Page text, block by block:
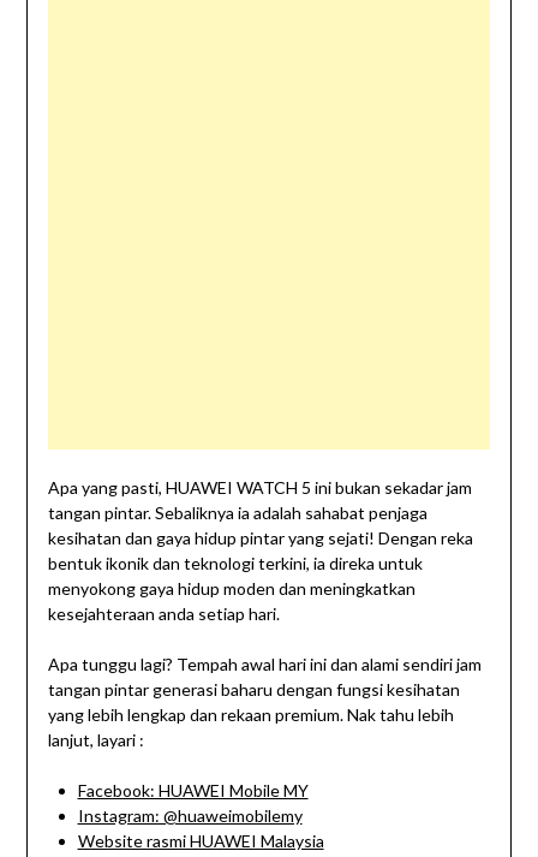
Apa yang pasti, HUAWEI WATCH 5 ini bukan sekadar jam
tangan pintar. Sebaliknya ia adalah sahabat penjaga
kesihatan dan gaya hidup pintar yang sejati! Dengan reka
bentuk ikonik dan teknologi terkini, ia direka untuk
menyokong gaya hidup moden dan meningkatkan
kesejahteraan anda setiap hari.
Apa tunggu lagi? Tempah awal hari ini dan alami sendiri jam
tangan pintar generasi baharu dengan fungsi kesihatan
yang lebih lengkap dan rekaan premium. Nak tahu lebih
lanjut, layari :
Facebook: HUAWEI Mobile MY
Instagram: @huaweimobilemy
Website rasmi HUAWEI Malaysia